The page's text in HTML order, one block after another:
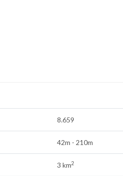
8.659
42m - 210m
3 km2